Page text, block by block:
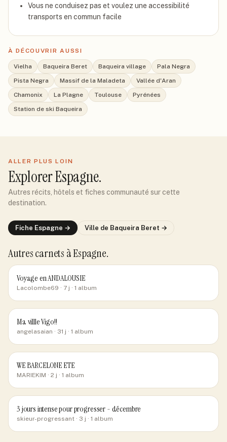
Vous ne conduisez pas et voulez une accessibilité
transports en commun facile
À DÉCOUVRIR AUSSI
Vielha Baqueira Beret Baqueira village
Pala Negra
Pista Negra
Massif de la Maladeta
Vallée d'Aran
Chamonix
La Plagne Toulouse
Pyrénées
Station de ski Baqueira
ALLER PLUS LOIN
ExplorerEspagne.
Autres récits, hôtels et fiches communauté sur cette
destination.
Fiche Espagne → Ville de Baqueira Beret →
Autres carnets à Espagne.
Voyage en ANDALOUSIE
Lacolombe69 · 7 j · 1 album
Ma villle Vigo!!
angelasaian · 31 j · 1 album
WE BARCELONE ETE
MARIEKIM · 2 j · 1 album
3 jours intense pour progresser - décembre
skieur-progressant · 3 j · 1 album